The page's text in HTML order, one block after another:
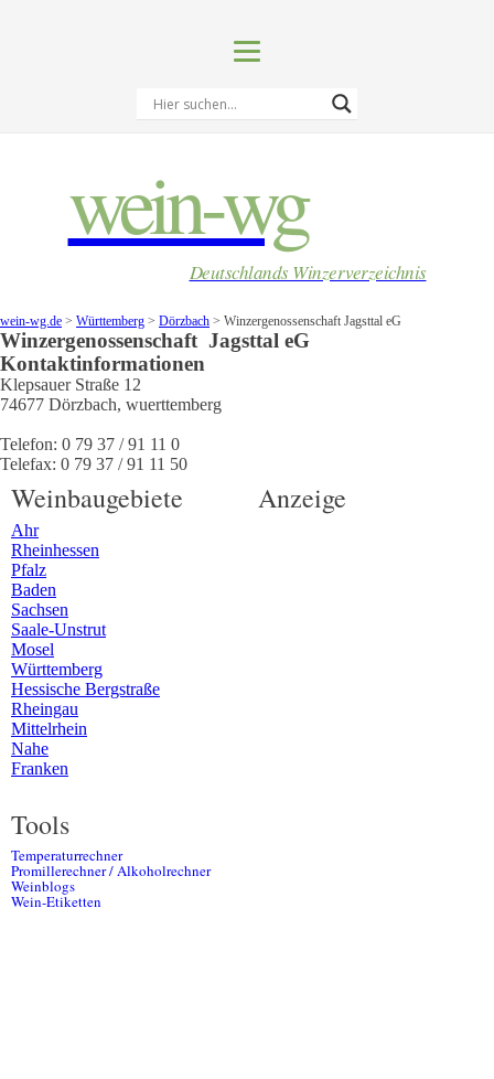
wein-wg
Deutschlands Winzerverzeichnis
wein-wg.de > Württemberg > Dörzbach > Winzergenossenschaft Jagsttal eG
Winzergenossenschaft Jagsttal eG
Kontaktinformationen
Klepsauer Straße 12
74677 Dörzbach, wuerttemberg
Telefon: 0 79 37 / 91 11 0
Telefax: 0 79 37 / 91 11 50
Weinbaugebiete
Ahr
Rheinhessen
Pfalz
Baden
Sachsen
Saale-Unstrut
Mosel
Württemberg
Hessische Bergstraße
Rheingau
Mittelrhein
Nahe
Franken
Tools
Temperaturrechner
Promillerechner / Alkoholrechner
Weinblogs
Wein-Etiketten
Anzeige